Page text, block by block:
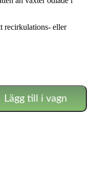
recirkulations- eller
Lägg till i vagn